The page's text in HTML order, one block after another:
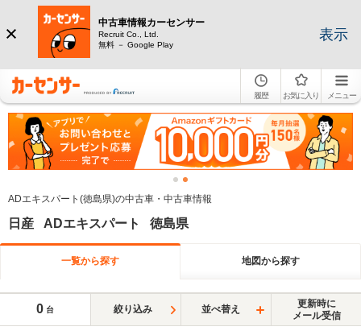
中古車情報カーセンサー
Recruit Co., Ltd.
無料 － Google Play
表示
履歴 お気に入り メニュー
ADエキスパート(徳島県)の中古車・中古車情報
日産 ADエキスパート 徳島県
一覧から探す 地図から探す
0 台 絞り込み 並べ替え
更新時に
メール受信